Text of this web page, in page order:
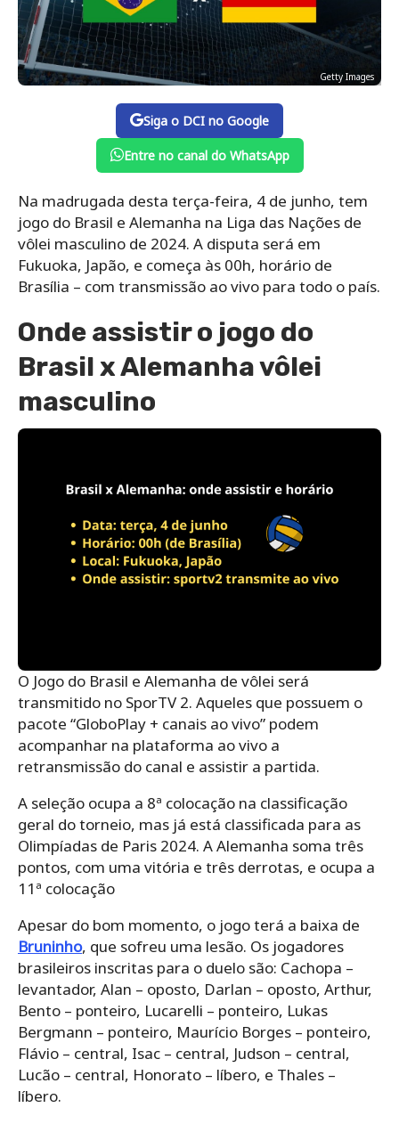
Getty Images
Siga o DCI no Google
Entre no canal do WhatsApp
Na madrugada desta terça-feira, 4 de junho, tem
jogo do Brasil e Alemanha na Liga das Nações de
vôlei masculino de 2024. A disputa será em
Fukuoka, Japão, e começa às 00h, horário de
Brasília – com transmissão ao vivo para todo o país.
Onde assistir o jogo do
Brasil x Alemanha vôlei
masculino
O Jogo do Brasil e Alemanha de vôlei será
transmitido no SporTV 2. Aqueles que possuem o
pacote “GloboPlay + canais ao vivo” podem
acompanhar na plataforma ao vivo a
retransmissão do canal e assistir a partida.
A seleção ocupa a 8ª colocação na classificação
geral do torneio, mas já está classificada para as
Olimpíadas de Paris 2024. A Alemanha soma três
pontos, com uma vitória e três derrotas, e ocupa a
11ª colocação
Apesar do bom momento, o jogo terá a baixa de
Bruninho, que sofreu uma lesão. Os jogadores
brasileiros inscritas para o duelo são: Cachopa –
levantador, Alan – oposto, Darlan – oposto, Arthur,
Bento – ponteiro, Lucarelli – ponteiro, Lukas
Bergmann – ponteiro, Maurício Borges – ponteiro,
Flávio – central, Isac – central, Judson – central,
Lucão – central, Honorato – líbero, e Thales –
líbero.